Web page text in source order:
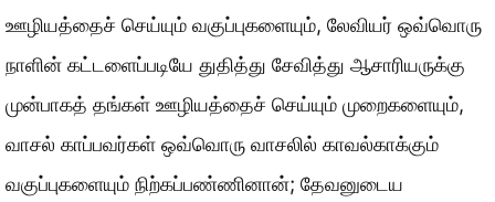
ஊழியத்தைச் செய்யும் வகுப்புகளையும், லேவியர் ஒவ்வொரு
நாளின் கட்டளைப்படியே துதித்து சேவித்து ஆசாரியருக்கு
முன்பாகத் தங்கள் ஊழியத்தைச் செய்யும் முறைகளையும்,
வாசல் காப்பவர்கள் ஒவ்வொரு வாசலில் காவல்காக்கும்
வகுப்புகளையும் நிற்கப்பண்ணினான்; தேவனுடைய